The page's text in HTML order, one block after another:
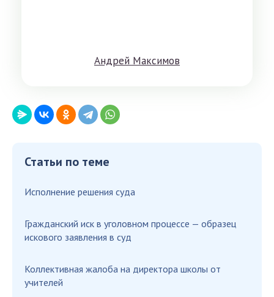
Aндрeй Мaксимoв
Статьи по теме
Исполнение решения суда
Гражданский иск в уголовном процессе — образец
искового заявления в суд
Коллективная жалоба на директора школы от
учителей